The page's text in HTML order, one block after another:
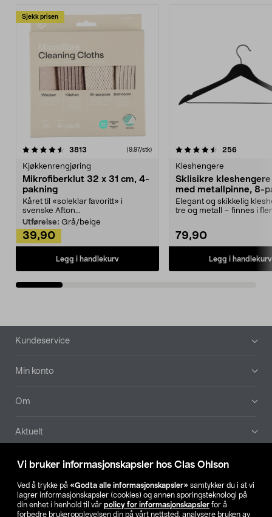
Vi bruker informasjonskapsler hos Clas Ohlson
Ved å trykke på «Godta alle informasjonskapsler» samtykker du i at vi
lagrer informasjonskapsler (cookies) og annen sporingsteknologi på
din enhet i henhold til vår policy for informasjonskapsler for å
forbedre brukeropplevelsen din på vårt nettsted, analysere bruken av
Sjekk prisen
3813 anmeldelser(9,97/stk)
Kjøkkenrengjøring
Mikrofiberklut 32 x 31 cm, 4-
pakning
Kåret til «soleklar favoritt» i
svenske Afton...
Utførelse: Grå/beige
39,90
Legg i handlekurv
4.5av 5 stjerner 256
Kleshengere
Sklisikre
med metallpinne, 8-
Elegant og skikkelig
tre og metall – finnes i
79,90
Legg i handlekurv
4.5av 5 stjerner
Bunntekst
Kundeservice
Min konto
Om
Aktuelt
Våre selskaper
Finn din butikk